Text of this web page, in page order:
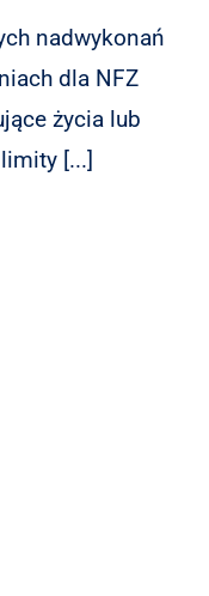
nadwykonań
dla NFZ
życia lub
[...]